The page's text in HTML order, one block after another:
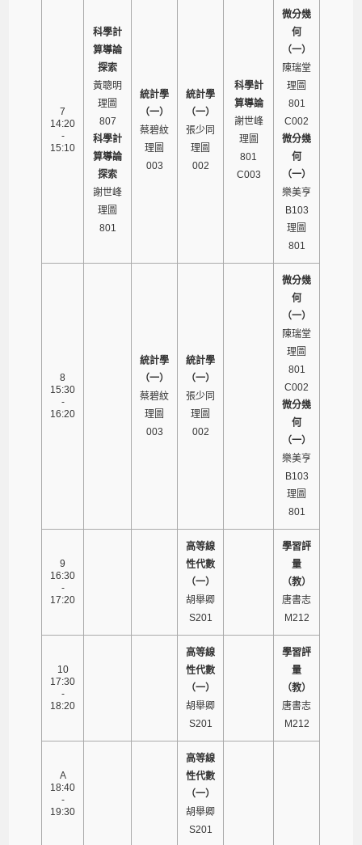
7
14:20
-
15:10
科學計
算導論
探索
黃聰明
理圖
807
科學計
算導論
探索
謝世峰
理圖
801
統計學
（一）
蔡碧紋
理圖
003
統計學
（一）
張少同
理圖
002
科學計
算導論
謝世峰
理圖
801
C003
微分幾
何
（一）
陳瑞堂
理圖
801
C002
微分幾
何
（一）
樂美亨
B103
理圖
801
8
15:30
-
16:20
統計學
（一）
蔡碧紋
理圖
003
統計學
（一）
張少同
理圖
002
微分幾
何
（一）
陳瑞堂
理圖
801
C002
微分幾
何
（一）
樂美亨
B103
理圖
801
9
16:30
-
17:20
高等線
性代數
（一）
胡舉卿
S201
學習評
量
（教）
唐書志
M212
10
17:30
-
18:20
高等線
性代數
（一）
胡舉卿
S201
學習評
量
（教）
唐書志
M212
A
18:40
-
19:30
高等線
性代數
（一）
胡舉卿
S201